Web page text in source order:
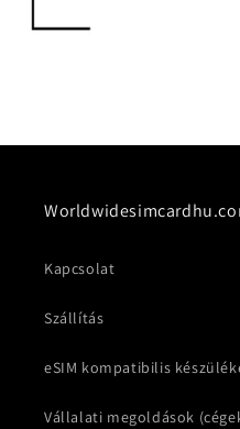
Kapcsolat
Szállítás
eSIM kompatibilis
Vállalati megoldások